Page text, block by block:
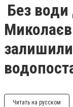
Без води
Читать на русском